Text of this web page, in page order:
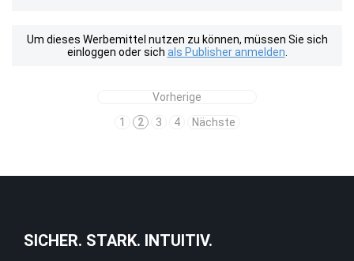
Um dieses Werbemittel nutzen zu können, müssen Sie sich
einloggen oder sich als Publisher anmelden
Vorherige
1
2 3 4 Nächste
SICHER. STARK. INTUITIV.